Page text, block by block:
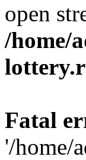
open
/home/
Fatal
'/home/